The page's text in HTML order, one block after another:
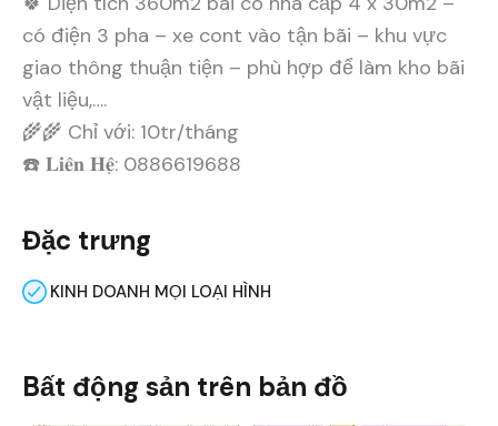
có điện 3 pha – xe cont vào tận bãi – khu vực
giao thông thuận tiện – phù hợp để làm kho bãi
vật liệu,….
🌾🌾 Chỉ với: 10tr/tháng
☎️ 𝐋𝐢𝐞̂𝐧 𝐇𝐞̣̂: 0886619688
Đặc trưng
KINH DOANH MỌI LOẠI HÌNH
Bất động sản trên bản đồ